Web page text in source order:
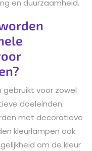
en duurzaamheid.
gebruikt voor zowel
doeleinden.
met decoratieve
kleurlampen ook
om de kleur